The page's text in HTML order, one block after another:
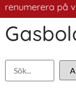
på